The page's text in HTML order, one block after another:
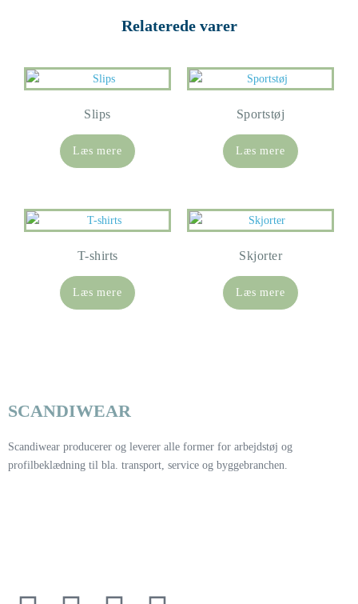
Relaterede varer
Slips
Læs mere
Sportstøj
Læs mere
T-shirts
Læs mere
Skjorter
Læs mere
SCANDIWEAR
Scandiwear producerer og leverer alle former for arbejdstøj og
profilbeklædning til bla. transport, service og byggebranchen.